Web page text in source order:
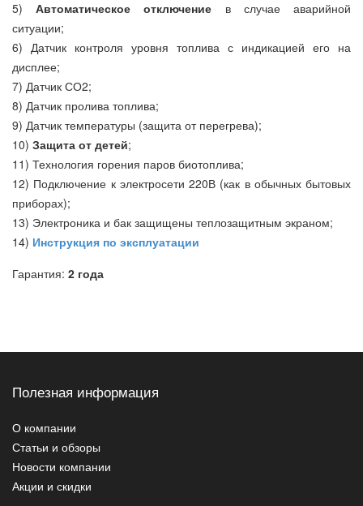
5)Автоматическое отключение в случае аварийной
ситуации;
6) Датчик контроля уровня топлива с индикацией его на
дисплее;
7) Датчик СО2;
8) Датчик пролива топлива;
9) Датчик температуры (защита от перегрева);
10) Защита от детей;
11) Технология горения паров биотоплива;
12) Подключение к электросети 220В (как в обычных бытовых
приборах);
13) Электроника и бак защищены теплозащитным экраном;
14) Инструкция по эксплуатации
Гарантия: 2 года
Полезная информация
О компании
Статьи и обзоры
Новости компании
Акции и скидки